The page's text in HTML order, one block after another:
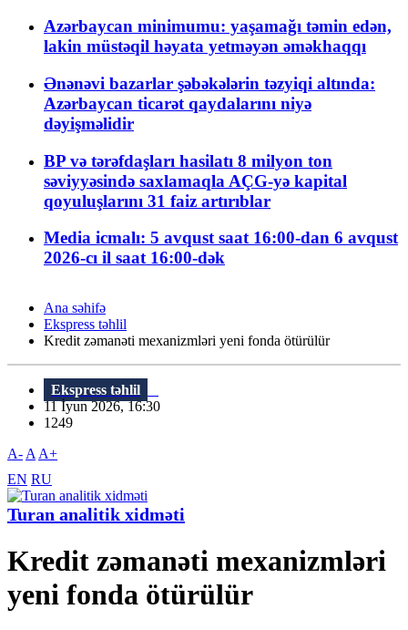
Azərbaycan minimumu: yaşamağı təmin edən,
lakin müstəqil həyata yetməyən əməkhaqqı
Ənənəvi bazarlar şəbəkələrin təzyiqi altında:
Azərbaycan ticarət qaydalarını niyə
dəyişməlidir
BP və tərəfdaşları hasilatı 8 milyon ton
səviyyəsində saxlamaqla AÇG-yə kapital
qoyuluşlarını 31 faiz artırıblar
Media icmalı: 5 avqust saat 16:00-dan 6 avqust
2026-cı il saat 16:00-dək
Ana səhifə
Ekspress təhlil
Kredit zəmanəti mexanizmləri yeni fonda ötürülür
Ekspress təhlil
11 İyun 2026, 16:30
1249
A- A A+
EN RU
Turan analitik xidməti
Kredit zəmanəti mexanizmləri
yeni fonda ötürülür